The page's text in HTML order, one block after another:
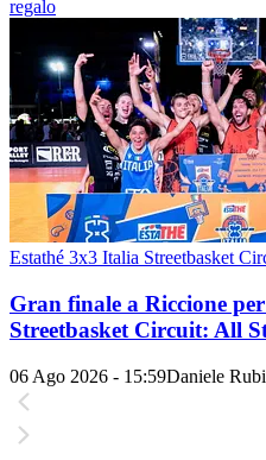
regalo
Estathé 3x3 Italia Streetbasket
Gran finale a Riccione
Streetbasket Circuit: All
06 Ago 2026 - 15:59Daniele